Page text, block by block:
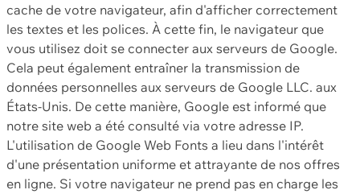
cache de votre navigateur, afin d'afficher correctement
les textes et les polices. À cette fin, le navigateur que
vous utilisez doit se connecter aux serveurs de Google.
Cela peut également entraîner la transmission de
données personnelles aux serveurs de Google LLC. aux
États-Unis. De cette manière, Google est informé que
notre site web a été consulté via votre adresse IP.
L'utilisation de Google Web Fonts a lieu dans l'intérêt
d'une présentation uniforme et attrayante de nos offres
en ligne. Si votre navigateur ne prend pas en charge les